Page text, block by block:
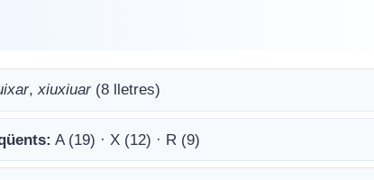
,xiuxiuar(8 lletres)
A (19) · X (12) · R (9)